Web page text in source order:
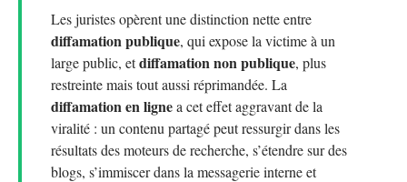
Les juristes opèrent une distinction nette entre
diffamation publique, qui expose la victime à un
large public, etdiffamation non publique, plus
restreinte mais tout aussi réprimandée. La
diffamation en lignea cet effet aggravant de la
viralité : un contenu partagé peut ressurgir dans les
résultats des moteurs de recherche, s’étendre sur des
blogs, s’immiscer dans la messagerie interne et